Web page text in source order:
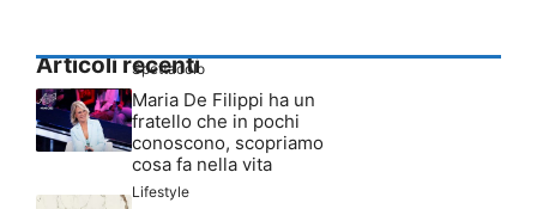
Articoli recenti
Spettacolo
Maria De Filippi ha un
fratello che in pochi
conoscono, scopriamo
cosa fa nella vita
Lifestyle